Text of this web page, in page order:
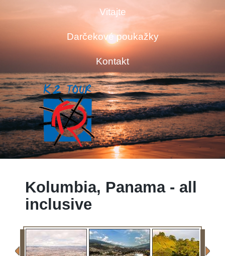
Vitajte
Darčekové poukažky
Kontakt
Kolumbia, Panama - all
inclusive